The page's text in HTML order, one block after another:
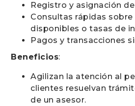
Registro y asignación
Consultas rápidas
disponibles o tasas de
Pagos y transacciones
Beneficios:
Agilizan la atención al
clientes resuelvan
de un asesor.